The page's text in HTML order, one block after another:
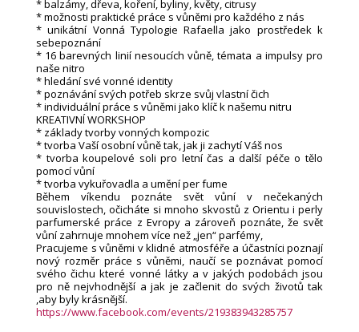
* balzámy, dřeva, koření, byliny, květy, citrusy
* možnosti praktické práce s vůněmi pro každého z nás
* unikátní Vonná Typologie Rafaella jako prostředek k
sebepoznání
* 16 barevných linií nesoucích vůně, témata a impulsy pro
naše nitro
* hledání své vonné identity
* poznávání svých potřeb skrze svůj vlastní čich
* individuální práce s vůněmi jako klíč k našemu nitru
KREATIVNÍ WORKSHOP
* základy tvorby vonných kompozic
* tvorba Vaší osobní vůně tak, jak ji zachytí Váš nos
* tvorba koupelové soli pro letní čas a další péče o tělo
pomocí vůní
* tvorba vykuřovadla a umění per fume
Během víkendu poznáte svět vůní v nečekaných
souvislostech, očicháte si mnoho skvostů z Orientu i perly
parfumerské práce z Evropy a zároveň poznáte, že svět
vůní zahrnuje mnohem více než „jen“ parfémy,
Pracujeme s vůněmi v klidné atmosféře a účastníci poznají
nový rozměr práce s vůněmi, naučí se poznávat pomocí
svého čichu které vonné látky a v jakých podobách jsou
pro ně nejvhodnější a jak je začlenit do svých životů tak
,aby byly krásnější.
https://www.facebook.com/events/219383943285757